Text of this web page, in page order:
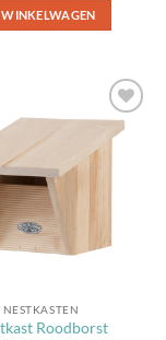
WINKELWAGEN
Toevoegen
favorieten
NESTKASTEN
Roodborst